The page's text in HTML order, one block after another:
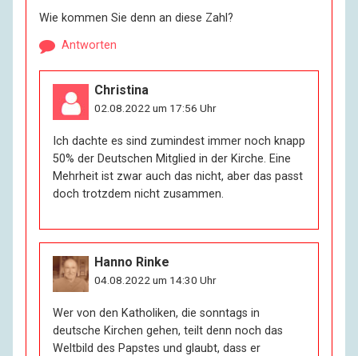
Wie kommen Sie denn an diese Zahl?
Antworten
Christina
02.08.2022 um 17:56 Uhr
Ich dachte es sind zumindest immer noch knapp
50% der Deutschen Mitglied in der Kirche. Eine
Mehrheit ist zwar auch das nicht, aber das passt
doch trotzdem nicht zusammen.
Hanno Rinke
04.08.2022 um 14:30 Uhr
Wer von den Katholiken, die sonntags in
deutsche Kirchen gehen, teilt denn noch das
Weltbild des Papstes und glaubt, dass er